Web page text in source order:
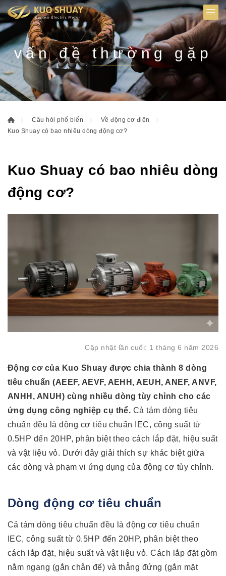
vấn đề thường gặp
Câu hỏi phổ biến
Về động cơ điện
Kuo Shuay có bao nhiêu dòng động cơ?
Kuo Shuay có bao nhiêu dòng
động cơ?
Cập nhật lần cuối: 1 tháng 6 năm 2026
Động cơ của Kuo Shuay được chia thành 8 dòng
tiêu chuẩn (AEEF, AEVF, AEHH, AEUH, ANEF, ANVF,
ANHH, ANUH) cùng nhiều dòng tùy chỉnh cho các
ứng dụng công nghiệp cụ thể. Cả tám dòng tiêu
chuẩn đều là động cơ tiêu chuẩn IEC, công suất từ
0.5HP đến 20HP, phân biệt theo cách lắp đặt, hiệu suất
và vật liệu vỏ. Dưới đây giải thích sự khác biệt giữa
các dòng và phạm vi ứng dụng của động cơ tùy chỉnh.
Dòng động cơ tiêu chuẩn
Cả tám dòng tiêu chuẩn đều là động cơ tiêu chuẩn
IEC, công suất từ 0.5HP đến 20HP, phân biệt theo
cách lắp đặt, hiệu suất và vật liệu vỏ. Cách lắp đặt gồm
nằm ngang (gắn chân đế) và thẳng đứng (gắn mặt